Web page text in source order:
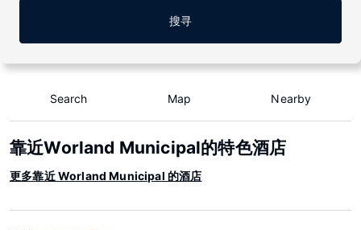
搜寻
Search Map Nearby
靠近Worland Municipal的特色酒店
更多靠近 Worland Municipal 的酒店